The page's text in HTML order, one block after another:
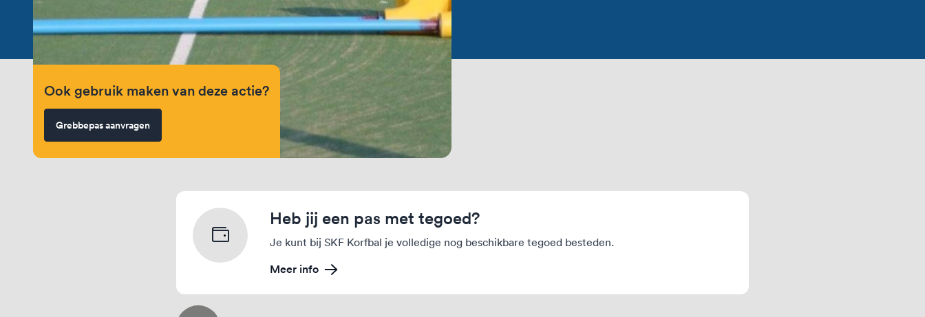
Ook gebruik maken van deze actie?
Grebbepas aanvragen
Heb jij een pas met tegoed?
Je kunt bij SKF Korfbal je volledige nog beschikbare tegoed besteden.
Meer info